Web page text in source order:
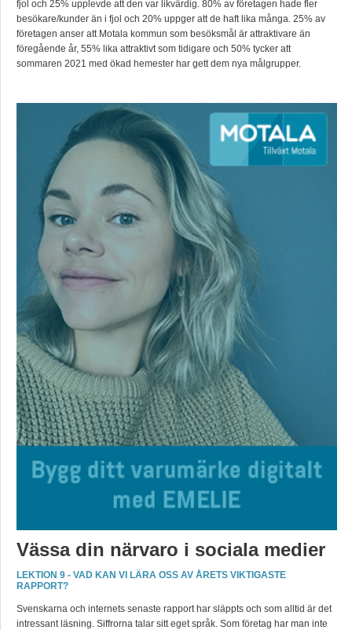
fjol och 25% upplevde att den var likvärdig. 80% av företagen hade fler
besökare/kunder än i fjol och 20% uppger att de haft lika många. 25% av
företagen anser att Motala kommun som besöksmål är attraktivare än
föregående år, 55% lika attraktivt som tidigare och 50% tycker att
sommaren 2021 med ökad hemester har gett dem nya målgrupper.
Vässa din närvaro i sociala medier
LEKTION 9 - VAD KAN VI LÄRA OSS AV ÅRETS VIKTIGASTE
RAPPORT?
Svenskarna och internets senaste rapport har släppts och som alltid är det
intressant läsning. Siffrorna talar sitt eget språk. Som företag har man inte